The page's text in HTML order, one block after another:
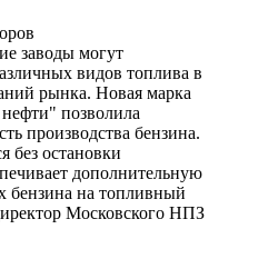
заводы могут
видов топлива в
рынка. Новая марка
позволила
производства бензина.
без остановки
дополнительную
бензина на топливный
Московского НПЗ